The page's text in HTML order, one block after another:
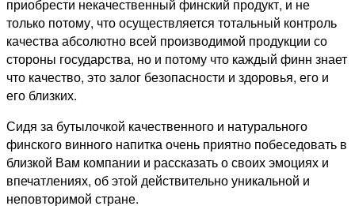
приобрести некачественный финский продукт, и не
только потому, что осуществляется тотальный контроль
качества абсолютно всей производимой продукции со
стороны государства, но и потому что каждый финн знает
что качество, это залог безопасности и здоровья, его и
его близких.
Сидя за бутылочкой качественного и натурального
финского винного напитка очень приятно побеседовать в
близкой Вам компании и рассказать о своих эмоциях и
впечатлениях, об этой действительно уникальной и
неповторимой стране.